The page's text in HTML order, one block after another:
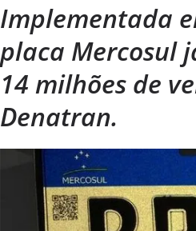
Implementada
placa Mercosul
14 milhões de
Denatran.